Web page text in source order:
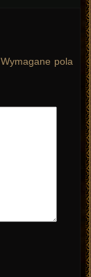
Wymagane pola